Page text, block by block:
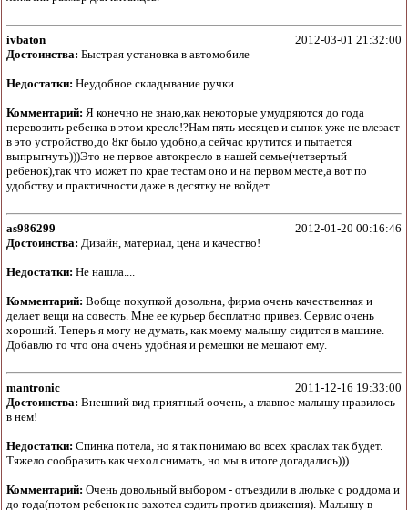
ivbaton
2012-03-01 21:32:00
Достоинства: Быстрая установка в автомобиле
Недостатки: Неудобное складывание ручки
Комментарий: Я конечно не знаю,как некоторые умудряются до года
перевозить ребенка в этом кресле!?Нам пять месяцев и сынок уже не влезает
в это устройство,до 8кг было удобно,а сейчас крутится и пытается
выпрыгнуть)))Это не первое автокресло в нашей семье(четвертый
ребенок),так что может по крае тестам оно и на первом месте,а вот по
удобству и практичности даже в десятку не войдет
as986299
2012-01-20 00:16:46
Достоинства: Дизайн, материал, цена и качество!
Недостатки: Не нашла....
Комментарий: Вобще покупкой довольна, фирма очень качественная и
делает вещи на совесть. Мне ее курьер бесплатно привез. Сервис очень
хороший. Теперь я могу не думать, как моему малышу сидится в машине.
Добавлю то что она очень удобная и ремешки не мешают ему.
mantronic
2011-12-16 19:33:00
Достоинства: Внешний вид приятный оочень, а главное малышу нравилось
в нем!
Недостатки: Спинка потела, но я так понимаю во всех краслах так будет.
Тяжело сообразить как чехол снимать, но мы в итоге догадались)))
Комментарий: Очень довольный выбором - отъездили в люльке с роддома и
до года(потом ребенок не захотел ездить против движения). Малышу в